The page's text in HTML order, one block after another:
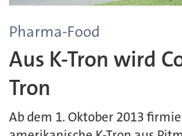
Pharma-Food
Aus K-Tron wird
Tron
Ab dem 1. Oktober 2013